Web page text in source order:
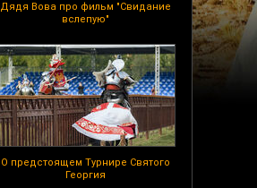
Дядя Вова про фильм "Свидание
вслепую"
О предстоящем Турнире Святого
Георгия